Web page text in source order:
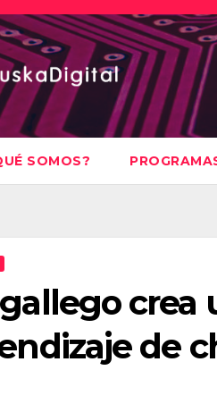
SOMOS?
crea
de